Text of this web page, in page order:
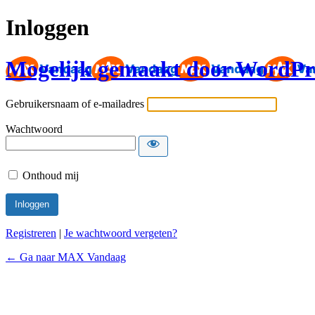
Inloggen
Mogelijk gemaakt door
Gebruikersnaam of e-mailadres
Wachtwoord
Onthoud mij
Registreren | Je wachtwoord vergeten?
← Ga naar MAX Vandaag